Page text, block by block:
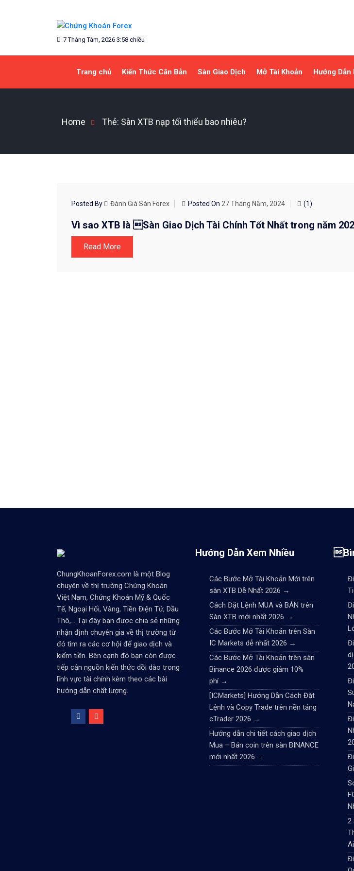
CHỨNG KHOÁN FOREX
Blog chia sẻ về Chứng Khoán và Forex
7 Tháng Tám, 2026 3:58 chiều
Trang chủ Kiến Thức Căn Bản Sàn Giao Dịch Mở Tài Khoản Hướng Dẫn
Home Thẻ: Sàn XTB nạp tối thiểu bao nhiêu?
REVIEW SÀN FOREX
Posted By Đánh Giá Sàn Forex Posted On 27 Tháng Năm, 2024 (1)
Vì sao XTB là Sàn Giao Dịch Tài Chính Tốt Nhất trong năm
Read More
ChungKhoanForex.com là một Blog
chuyên về thị trường Chứng Khoán
Việt Nam, Chứng Khoán Mỹ & Quốc
Tế, Ngoại Hối, Vàng, Tiền Điện Tử, Dầu
Thô,... Tại đây bạn được chia sẻ những
nhận định chuyên gia về thị trường từ
đó tìm ra các cơ hội để giao dịch và
kiếm tiền. Bên cạnh đó bạn còn được
tiếp cận nguồn kiến thức dồi dào trong
lĩnh vực tài chính kèm theo các bài
hướng dẫn chất lượng.
Hướng Dẫn Xem Nhiều
Các Bước Mở Tài Khoản Mới trên
sàn XTB Dễ Nhất 2026 →
Cách Đặt Lệnh MUA và BÁN trên
Sàn XTB mới nhất 2026 →
Các Bước Mở Tài Khoản trên Sàn
IC Markets dễ nhất 2026 →
Các Bước Mở Tài Khoản trên sàn
Binance 2026 được giảm 10%
phí →
[ICMarkets] Hướng Dẫn Cách Đặt
Lệnh và Copy Trade trên nền tảng
cTrader 2026 →
Hướng dẫn chi tiết cách giao dịch
Mua – Bán coin trên sàn BINANCE
mới nhất 2026 →
2